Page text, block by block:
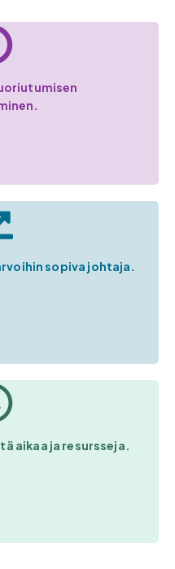
sopiva johtaja.
aikaa ja resursseja.